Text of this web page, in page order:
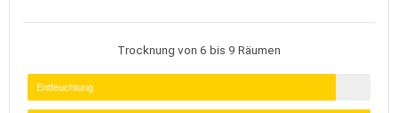
Trocknung von 6 bis 9 Räumen
Entfeuchtung